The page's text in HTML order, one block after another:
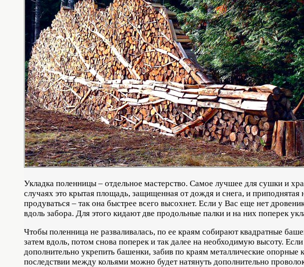
Укладка поленницы – отдельное мастерство. Самое лучшее для сушки и
случаях это крытая площадь, защищенная от дождя и снега, и
продуваться – так она быстрее всего высохнет. Если у Вас еще нет
вдоль забора. Для этого кидают две продольные палки и на них поперек
Чтобы поленница не разваливалась, по ее краям собирают квадратные
затем вдоль, потом снова поперек и так далее на необходимую высоту.
дополнительно укрепить башенки, забив по краям металлические опорные
последствии между кольями можно будет натянуть дополнительно